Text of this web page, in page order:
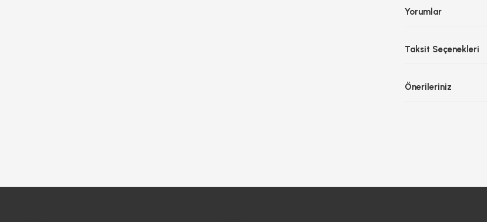
Yorumlar
Taksit Seçenekleri
Önerileriniz